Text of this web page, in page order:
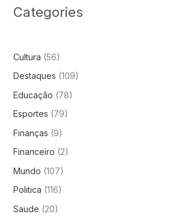
Categories
Cultura (56)
Destaques (109)
Educação (78)
Esportes (79)
Finanças (9)
Financeiro (2)
Mundo (107)
Politica (116)
Saude (20)